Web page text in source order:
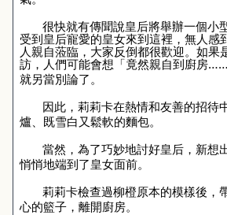
很快就有傳聞說皇后將舉辦一個小
受到皇后寵愛的皇女來到這裡，無人感
人親自蒞臨，大家反倒都很歡迎。如果
訪，人們可能會想「竟然親自到廚房
就另當別論了。
因此，莉莉卡在熱情和友善的招待
爐、既雪白又鬆軟的麵包。
當然，為了巧妙地討好皇后，新想
悄悄地端到了皇女面前。
莉莉卡檢查過柳橙原本的模樣後，
心的籃子，離開廚房。